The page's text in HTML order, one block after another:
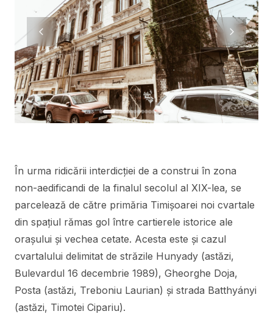
În urma ridicării interdicției de a construi în zona
non-aedificandi de la finalul secolul al XIX-lea, se
parcelează de către primăria Timișoarei noi cvartale
din spațiul rămas gol între cartierele istorice ale
orașului și vechea cetate. Acesta este și cazul
cvartalului delimitat de străzile Hunyady (astăzi,
Bulevardul 16 decembrie 1989), Gheorghe Doja,
Posta (astăzi, Treboniu Laurian) și strada Batthyányi
(astăzi, Timotei Cipariu).